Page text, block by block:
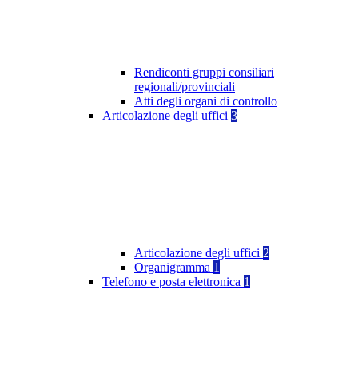
Rendiconti gruppi consiliari
regionali/provinciali
Atti degli organi di controllo
Articolazione degli uffici 3
Articolazione degli uffici 2
Organigramma 1
Telefono e posta elettronica 1